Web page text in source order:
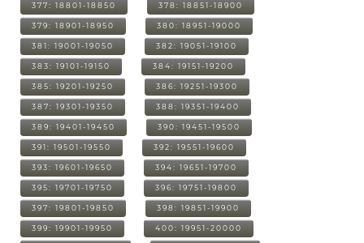
377: 18801-18850 378: 18851-18900
379: 18901-18950 380: 18951-19000
381: 19001-19050 382: 19051-19100
383: 19101-19150 384: 19151-19200
385: 19201-19250 386: 19251-19300
387: 19301-19350 388: 19351-19400
389: 19401-19450 390: 19451-19500
391: 19501-19550 392: 19551-19600
393: 19601-19650 394: 19651-19700
395: 19701-19750 396: 19751-19800
397: 19801-19850 398: 19851-19900
399: 19901-19950 400: 19951-20000